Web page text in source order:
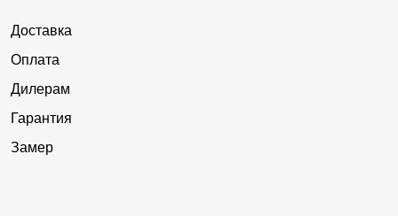
Доставка
Оплата
Дилерам
Гарантия
Замер